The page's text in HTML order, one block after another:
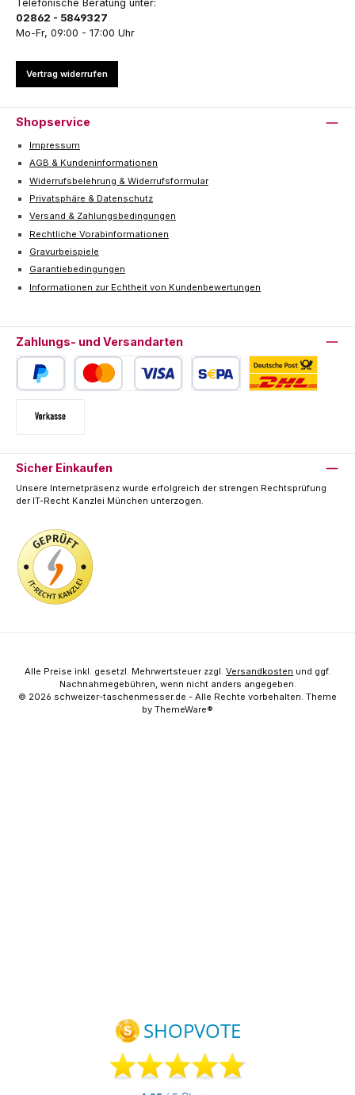
Telefonische Beratung unter:
02862 - 5849327
Mo-Fr, 09:00 - 17:00 Uhr
Vertrag widerrufen
Shopservice
Impressum
AGB & Kundeninformationen
Widerrufsbelehrung & Widerrufsformular
Privatsphäre & Datenschutz
Versand & Zahlungsbedingungen
Rechtliche Vorabinformationen
Gravurbeispiele
Garantiebedingungen
Informationen zur Echtheit von Kundenbewertungen
Zahlungs- und Versandarten
Sicher Einkaufen
Unsere Internetpräsenz wurde erfolgreich der strengen Rechtsprüfung
der IT-Recht Kanzlei München unterzogen.
Alle Preise inkl. gesetzl. Mehrwertsteuer zzgl. Versandkosten und ggf.
Nachnahmegebühren, wenn nicht anders angegeben.
© 2026 schweizer-taschenmesser.de - Alle Rechte vorbehalten. Theme
by ThemeWare®